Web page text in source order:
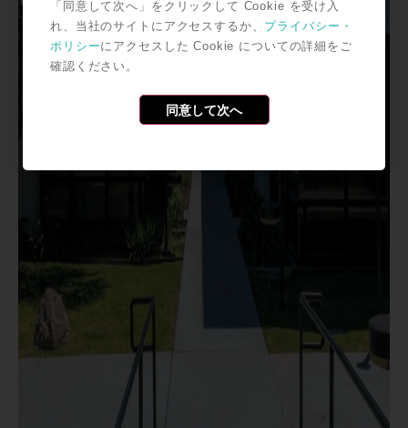
「同意して次へ」をクリックして Cookie を受け入
れ、当社のサイトにアクセスするか、 プライバシー・
ポリシーにアクセスした Cookie についての詳細をご
確認ください。
同意して次へ